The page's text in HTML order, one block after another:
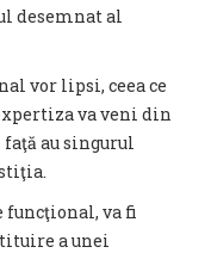
desemnat al
vor lipsi, ceea ce
va veni din
faţă au singurul
funcţional, va fi
a unei